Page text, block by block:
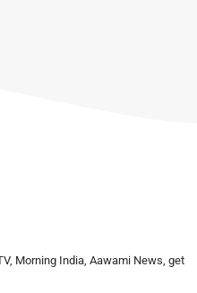
Morning India, Aawami News, get